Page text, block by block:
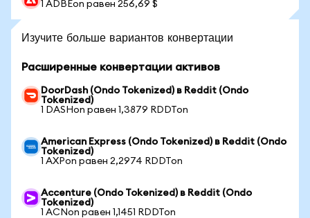
1 ADBEon равен 256,69 $
Изучите больше вариантов конвертации
Расширенные конвертации активов
DoorDash (Ondo Tokenized) в Reddit (Ondo
Tokenized)
1 DASHon равен 1,3879 RDDTon
American Express (Ondo Tokenized) в Reddit (Ondo
Tokenized)
1 AXPon равен 2,2974 RDDTon
Accenture (Ondo Tokenized) в Reddit (Ondo
Tokenized)
1 ACNon равен 1,1451 RDDTon